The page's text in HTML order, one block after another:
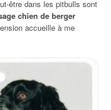
être dans les pitbulls sont
chien de berger
accueille à me